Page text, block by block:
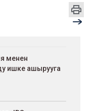
менен
ишке ашырууга